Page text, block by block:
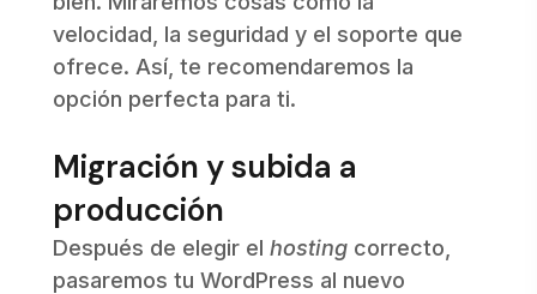
velocidad, la seguridad y el soporte que
ofrece. Así, te recomendaremos la
opción perfecta para ti.
Migración y subida a
producción
Después de elegir el hosting correcto,
pasaremos tu WordPress al nuevo